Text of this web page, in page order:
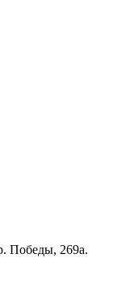
Победы, 269а.